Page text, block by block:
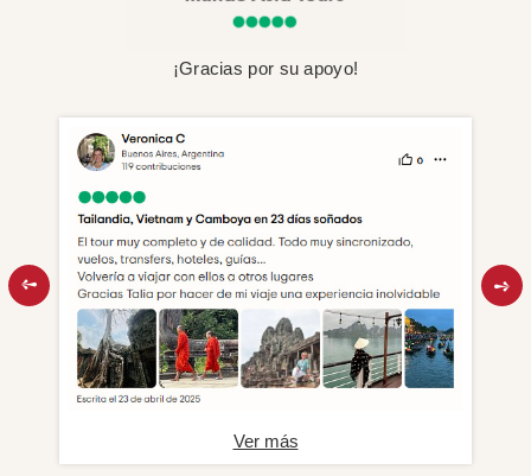
¡Gracias por su apoyo!
Ver más